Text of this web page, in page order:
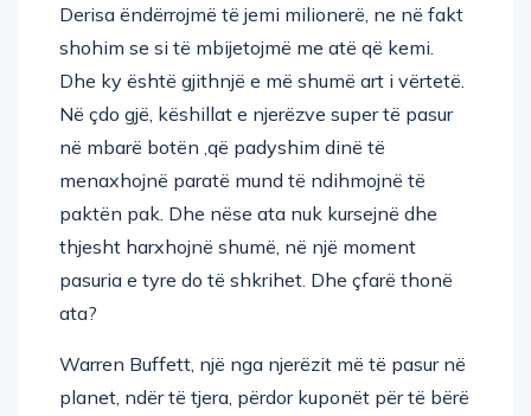
Derisa ëndërrojmë të jemi milionerë, ne në fakt
shohim se si të mbijetojmë me atë që kemi.
Dhe ky është gjithnjë e më shumë art i vërtetë.
Në çdo gjë, këshillat e njerëzve super të pasur
në mbarë botën ,që padyshim dinë të
menaxhojnë paratë mund të ndihmojnë të
paktën pak. Dhe nëse ata nuk kursejnë dhe
thjesht harxhojnë shumë, në një moment
pasuria e tyre do të shkrihet. Dhe çfarë thonë
ata?
Warren Buffett, një nga njerëzit më të pasur në
planet, ndër të tjera, përdor kuponët për të bërë